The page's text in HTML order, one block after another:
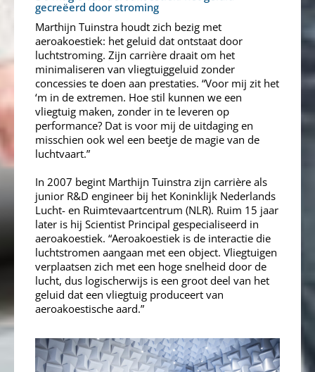
gecreëerd door stroming
Marthijn Tuinstra houdt zich bezig met
aeroakoestiek: het geluid dat ontstaat door
luchtstroming. Zijn carrière draait om het
minimaliseren van vliegtuiggeluid zonder
concessies te doen aan prestaties. “Voor mij zit het
‘m in de extremen. Hoe stil kunnen we een
vliegtuig maken, zonder in te leveren op
performance? Dat is voor mij de uitdaging en
misschien ook wel een beetje de magie van de
luchtvaart.”
In 2007 begint Marthijn Tuinstra zijn carrière als
junior R&D engineer bij het Koninklijk Nederlands
Lucht- en Ruimtevaartcentrum (NLR). Ruim 15 jaar
later is hij Scientist Principal gespecialiseerd in
aeroakoestiek. “Aeroakoestiek is de interactie die
luchtstromen aangaan met een object. Vliegtuigen
verplaatsen zich met een hoge snelheid door de
lucht, dus logischerwijs is een groot deel van het
geluid dat een vliegtuig produceert van
aeroakoestische aard.”